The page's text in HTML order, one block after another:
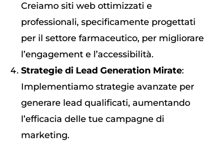
Creiamo siti web ottimizzati e
professionali, specificamente progettati
per il settore farmaceutico, per migliorare
l’engagement e l’accessibilità.
Strategie di Lead Generation Mirate:
Implementiamo strategie avanzate per
generare lead qualificati, aumentando
l’efficacia delle tue campagne di
marketing.